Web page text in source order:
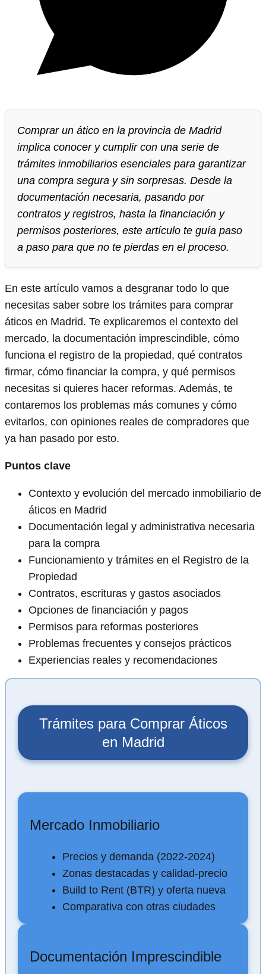
Comprar un ático en la provincia de Madrid
implica conocer y cumplir con una serie de
trámites inmobiliarios esenciales para garantizar
una compra segura y sin sorpresas. Desde la
documentación necesaria, pasando por
contratos y registros, hasta la financiación y
permisos posteriores, este artículo te guía paso
a paso para que no te pierdas en el proceso.
En este artículo vamos a desgranar todo lo que
necesitas saber sobre los trámites para comprar
áticos en Madrid. Te explicaremos el contexto del
mercado, la documentación imprescindible, cómo
funciona el registro de la propiedad, qué contratos
firmar, cómo financiar la compra, y qué permisos
necesitas si quieres hacer reformas. Además, te
contaremos los problemas más comunes y cómo
evitarlos, con opiniones reales de compradores que
ya han pasado por esto.
Puntos clave
Contexto y evolución del mercado inmobiliario de
áticos en Madrid
Documentación legal y administrativa necesaria
para la compra
Funcionamiento y trámites en el Registro de la
Propiedad
Contratos, escrituras y gastos asociados
Opciones de financiación y pagos
Permisos para reformas posteriores
Problemas frecuentes y consejos prácticos
Experiencias reales y recomendaciones
Trámites para Comprar Áticos
en Madrid
Mercado Inmobiliario
Precios y demanda (2022-2024)
Zonas destacadas y calidad-precio
Build to Rent (BTR) y oferta nueva
Comparativa con otras ciudades
Documentación Imprescindible